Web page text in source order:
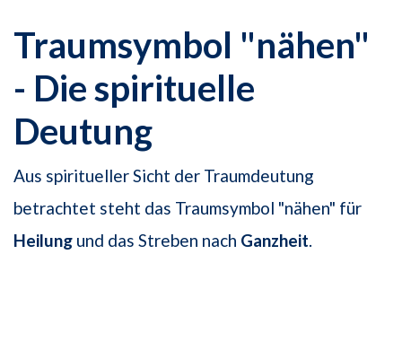
Traumsymbol "nähen"
- Die spirituelle
Deutung
Aus spiritueller Sicht der Traumdeutung
betrachtet steht das Traumsymbol "nähen" für
Heilung und das Streben nach Ganzheit.